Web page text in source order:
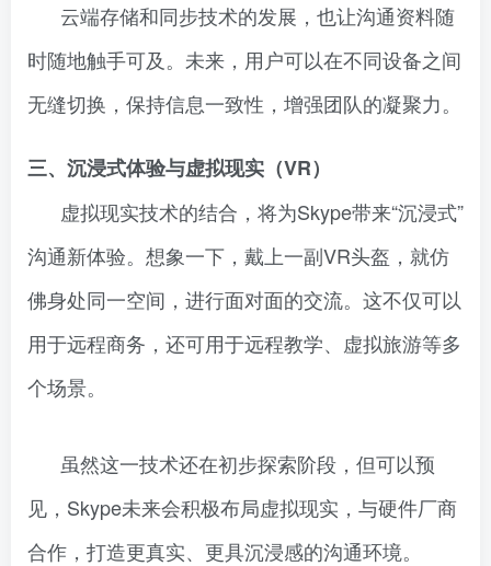
云端存储和同步技术的发展，也让沟通资料随
时随地触手可及。未来，用户可以在不同设备之间
无缝切换，保持信息一致性，增强团队的凝聚力。
三、沉浸式体验与虚拟现实（VR）
虚拟现实技术的结合，将为Skype带来“沉浸式”
沟通新体验。想象一下，戴上一副VR头盔，就仿
佛身处同一空间，进行面对面的交流。这不仅可以
用于远程商务，还可用于远程教学、虚拟旅游等多
个场景。
虽然这一技术还在初步探索阶段，但可以预
见，Skype未来会积极布局虚拟现实，与硬件厂商
合作，打造更真实、更具沉浸感的沟通环境。